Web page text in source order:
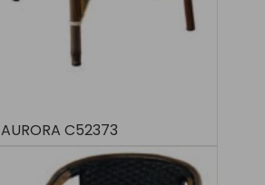
AURORA C52373